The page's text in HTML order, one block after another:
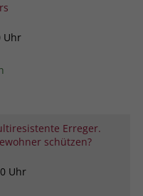
Uhr
Erreger.
schützen?
Uhr